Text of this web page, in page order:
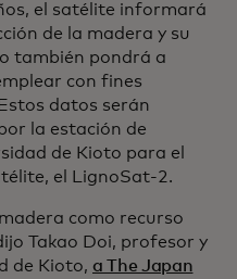
el satélite informará
de la madera y su
también pondrá a
con fines
datos serán
la estación de
de Kioto para el
el LignoSat-2.
como recurso
Takao Doi, profesor y
de Kioto, a The Japan